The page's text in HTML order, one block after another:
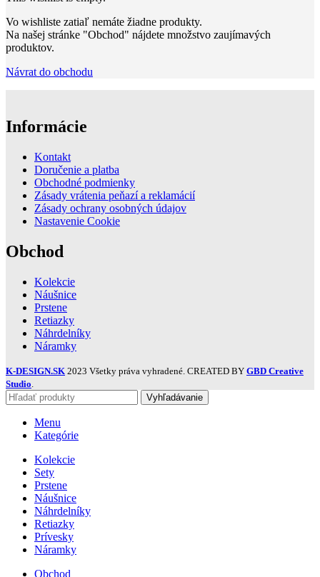
Vo wishliste zatiaľ nemáte žiadne produkty.
Na našej stránke "Obchod" nájdete množstvo zaujímavých
produktov.
Návrat do obchodu
Informácie
Kontakt
Doručenie a platba
Obchodné podmienky
Zásady vrátenia peňazí a reklamácií
Zásady ochrany osobných údajov
Nastavenie Cookie
Obchod
Kolekcie
Náušnice
Prstene
Retiazky
Náhrdelníky
Náramky
K-DESIGN.SK 2023 Všetky práva vyhradené. CREATED BY GBD Creative
Studio
Vyhľadávanie
Menu
Kategórie
Kolekcie
Sety
Prstene
Náušnice
Náhrdelníky
Retiazky
Prívesky
Náramky
Obchod